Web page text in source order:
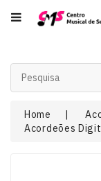
Categoria
Acordeões
Audio
Home
Acordeões